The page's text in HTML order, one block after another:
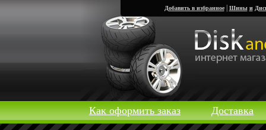
Добавить в избранное| Шины и
Как оформить заказ Доставка